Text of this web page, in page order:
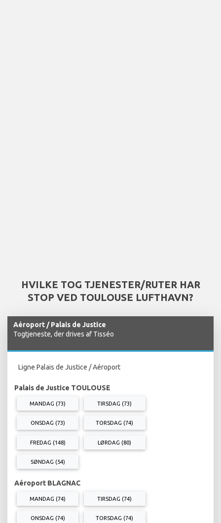
HVILKE TOG TJENESTER/RUTER HAR
STOP VED TOULOUSE LUFTHAVN?
Aéroport / Palais de Justice
Togtjeneste, der drives af Tisséo
Ligne Palais de Justice / Aéroport
Palais de Justice TOULOUSE
MANDAG (73) TIRSDAG (73)
ONSDAG (73) TORSDAG (74)
FREDAG (148) LØRDAG (80)
SØNDAG (54)
Aéroport BLAGNAC
MANDAG (74) TIRSDAG (74)
ONSDAG (74) TORSDAG (74)